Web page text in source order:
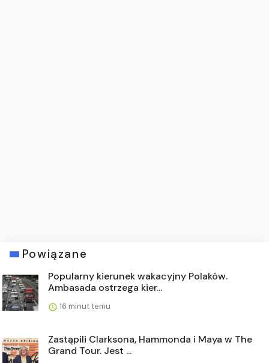
Powiązane
Popularny kierunek wakacyjny Polaków.
Ambasada ostrzega kier...
16 minut temu
Zastąpili Clarksona, Hammonda i Maya w The
Grand Tour. Jest ...